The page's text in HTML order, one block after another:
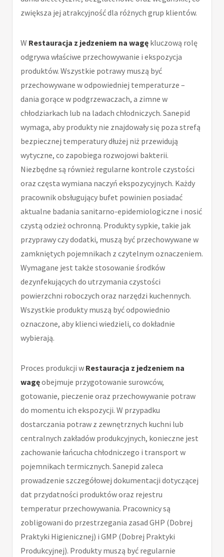
zwiększa jej atrakcyjność dla różnych grup klientów.
W Restauracja z jedzeniem na wagę kluczową rolę
odgrywa właściwe przechowywanie i ekspozycja
produktów. Wszystkie potrawy muszą być
przechowywane w odpowiedniej temperaturze –
dania gorące w podgrzewaczach, a zimne w
chłodziarkach lub na ladach chłodniczych. Sanepid
wymaga, aby produkty nie znajdowały się poza strefą
bezpiecznej temperatury dłużej niż przewidują
wytyczne, co zapobiega rozwojowi bakterii.
Niezbędne są również regularne kontrole czystości
oraz częsta wymiana naczyń ekspozycyjnych. Każdy
pracownik obsługujący bufet powinien posiadać
aktualne badania sanitarno-epidemiologiczne i nosić
czystą odzież ochronną. Produkty sypkie, takie jak
przyprawy czy dodatki, muszą być przechowywane w
zamkniętych pojemnikach z czytelnym oznaczeniem.
Wymagane jest także stosowanie środków
dezynfekujących do utrzymania czystości
powierzchni roboczych oraz narzędzi kuchennych.
Wszystkie produkty muszą być odpowiednio
oznaczone, aby klienci wiedzieli, co dokładnie
wybierają.
Proces produkcji w Restauracja z jedzeniem na
wagęobejmuje przygotowanie surowców,
gotowanie, pieczenie oraz przechowywanie potraw
do momentu ich ekspozycji. W przypadku
dostarczania potraw z zewnętrznych kuchni lub
centralnych zakładów produkcyjnych, konieczne jest
zachowanie łańcucha chłodniczego i transport w
pojemnikach termicznych. Sanepid zaleca
prowadzenie szczegółowej dokumentacji dotyczącej
dat przydatności produktów oraz rejestru
temperatur przechowywania. Pracownicy są
zobligowani do przestrzegania zasad GHP (Dobrej
Praktyki Higienicznej) i GMP (Dobrej Praktyki
Produkcyjnej). Produkty muszą być regularnie